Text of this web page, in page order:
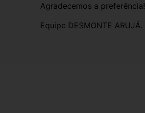
Agradecemos a preferência!
Equipe DESMONTE ARUJÁ.